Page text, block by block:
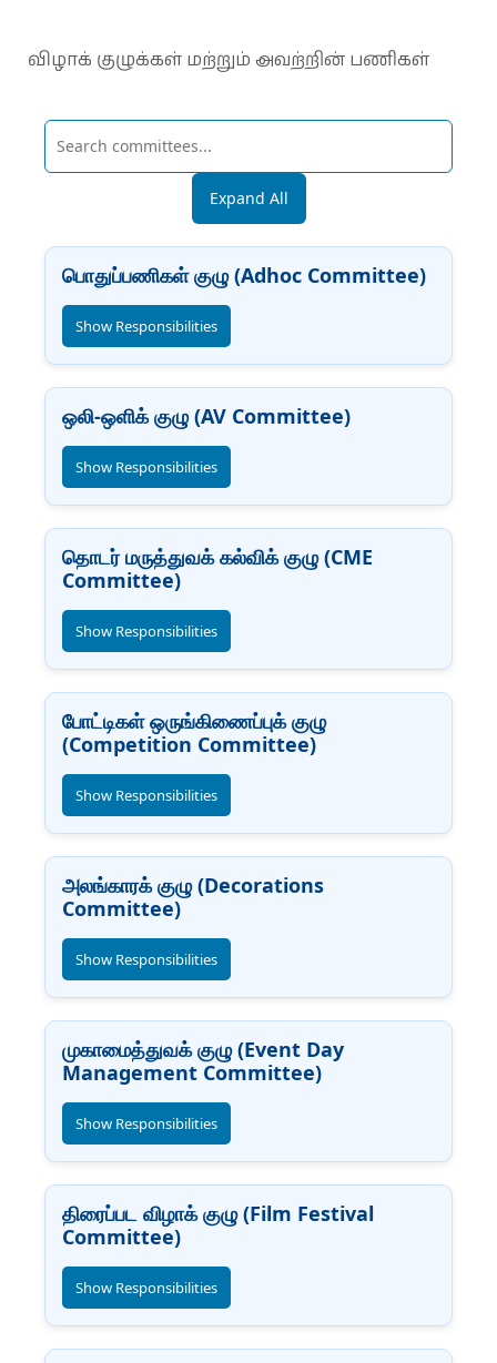
விழாக் குழுக்கள் மற்றும் அவற்றின் பணிகள்
Expand All
பொதுப்பணிகள் குழு (Adhoc Committee)
Show Responsibilities
ஒலி-ஒளிக் குழு (AV Committee)
Show Responsibilities
தொடர் மருத்துவக் கல்விக் குழு (CME
Committee)
Show Responsibilities
போட்டிகள் ஒருங்கிணைப்புக் குழு
(Competition Committee)
Show Responsibilities
அலங்காரக் குழு (Decorations
Committee)
Show Responsibilities
முகாமைத்துவக் குழு (Event Day
Management Committee)
Show Responsibilities
திரைப்பட விழாக் குழு (Film Festival
Committee)
Show Responsibilities